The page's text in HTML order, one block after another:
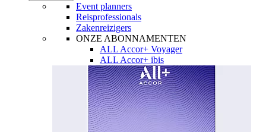
Event planners
Reisprofessionals
Zakenreizigers
ONZE ABONNAMENTEN
ALL Accor+ Voyager
ALL Accor+ ibis